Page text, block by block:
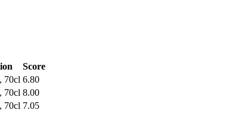
Score
70cl 6.80
70cl 8.00
70cl 7.05